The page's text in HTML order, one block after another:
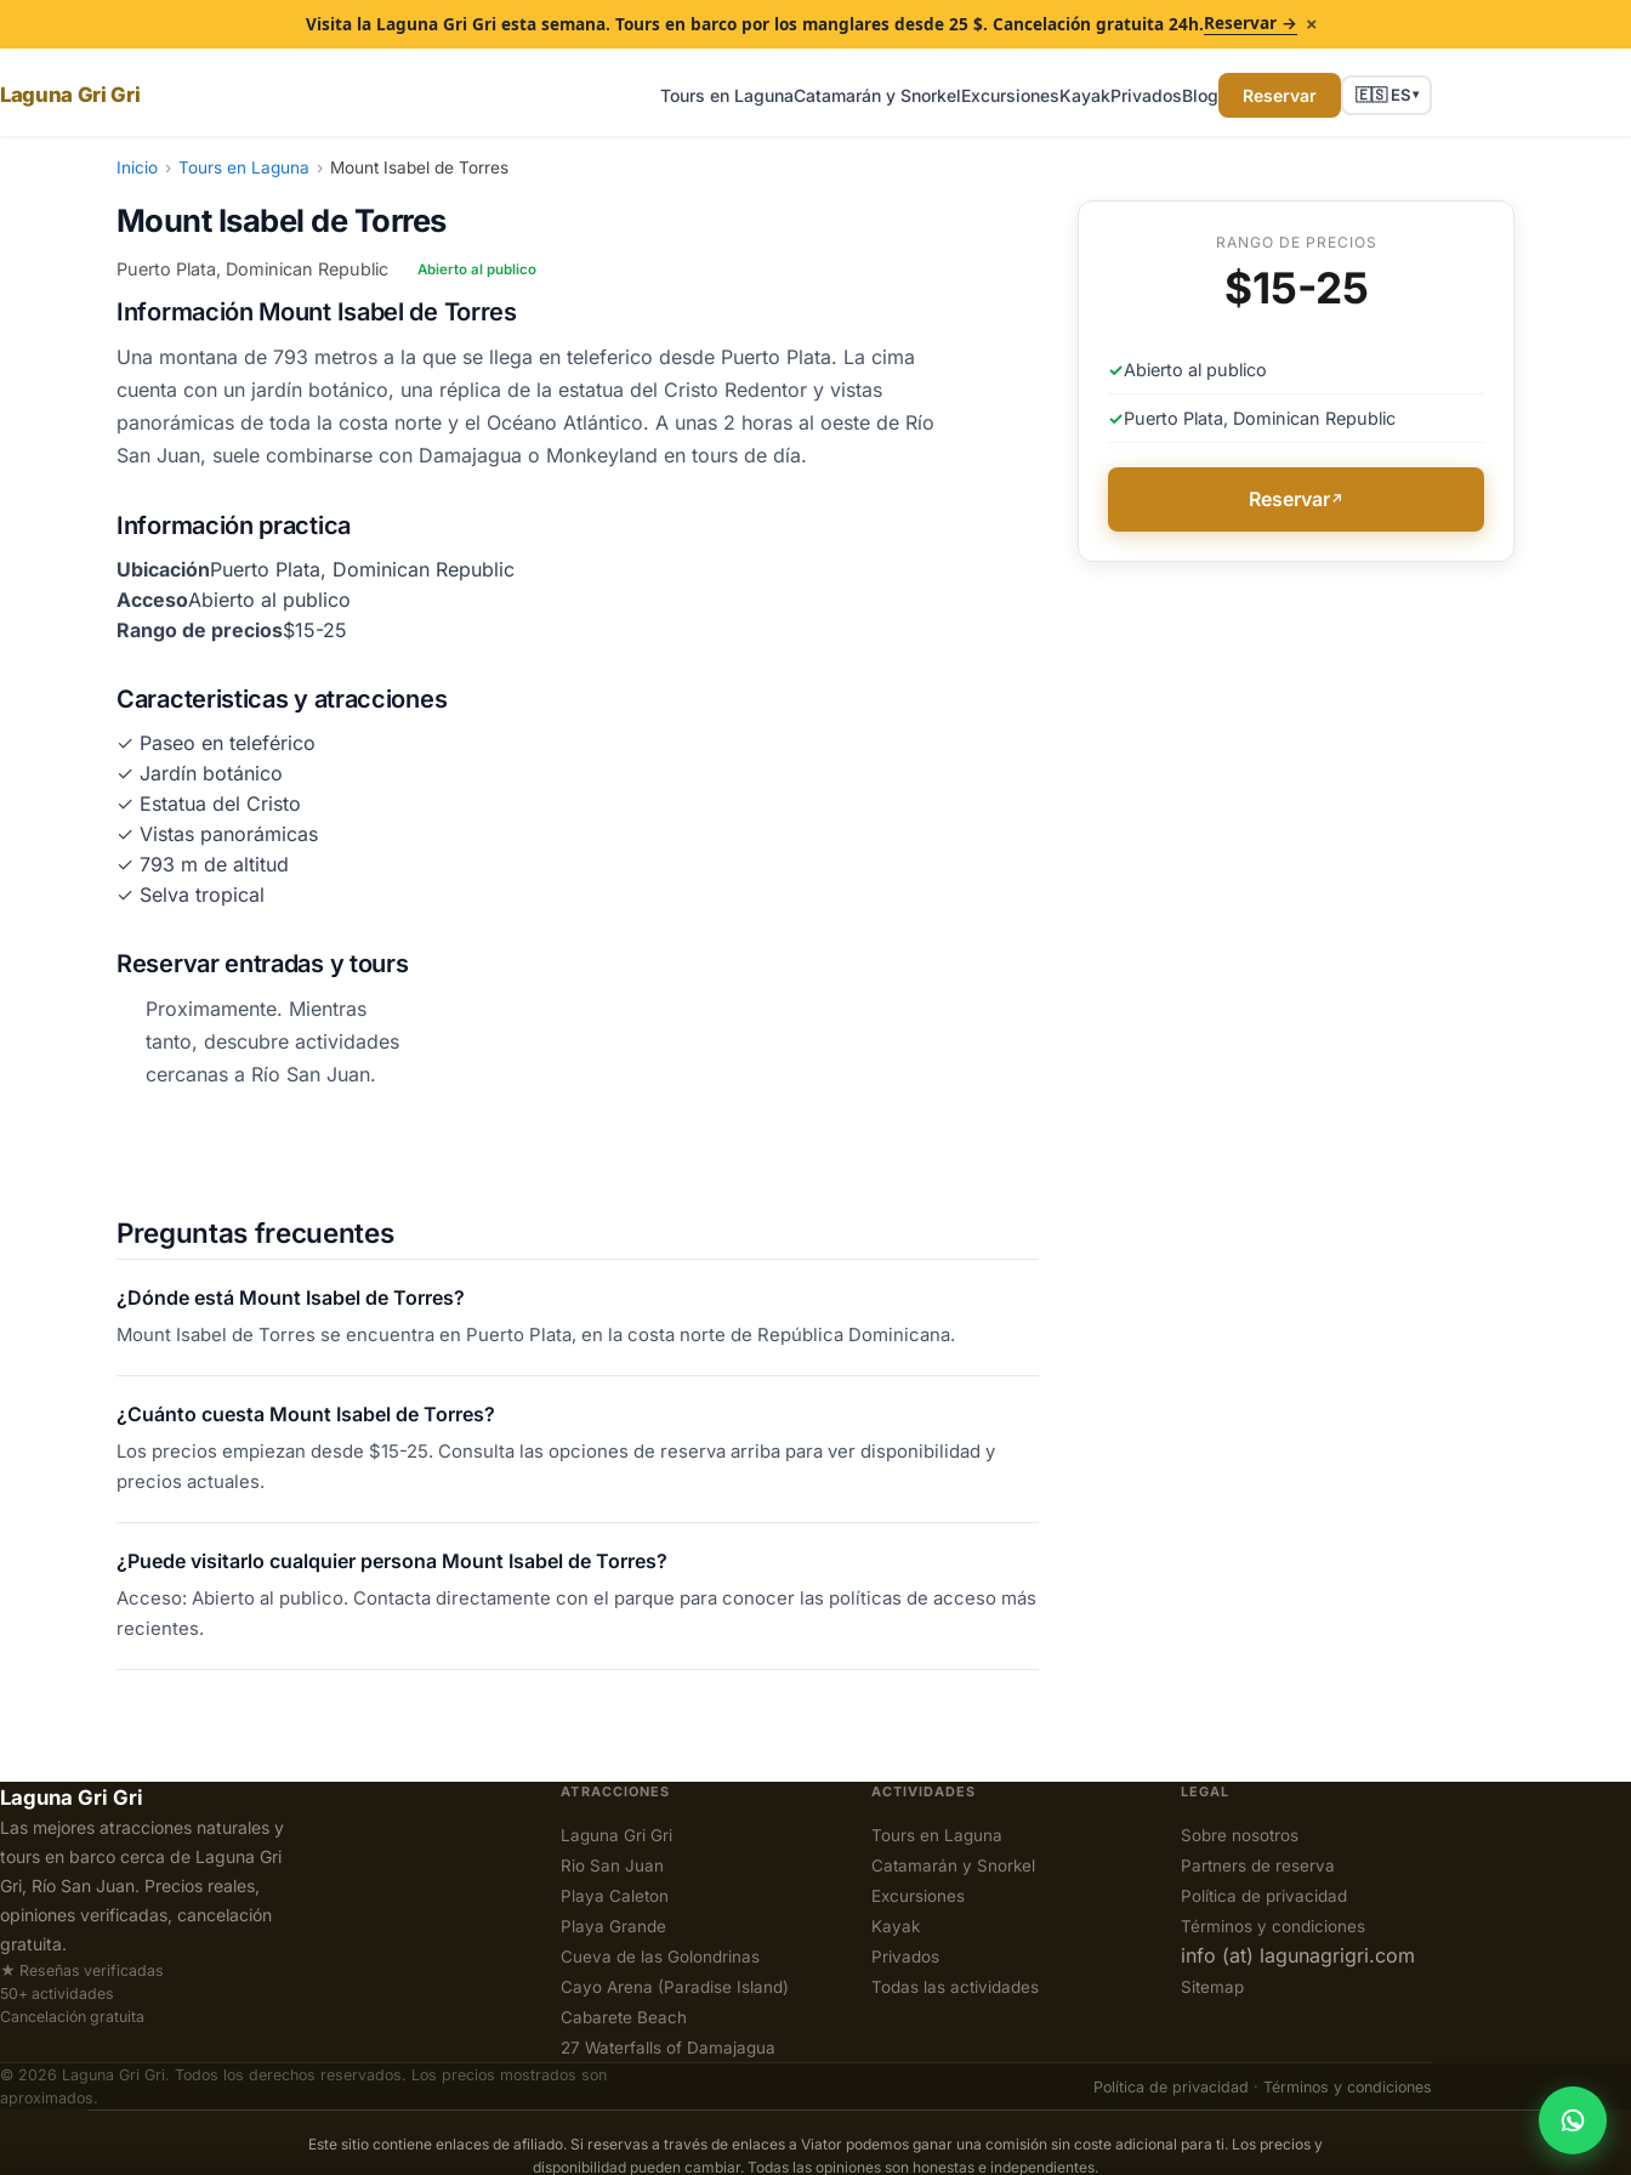
Visita la Laguna Gri Gri esta semana. Tours en barco por los manglares desde 25 $. Cancelación gratuita 24h.Reservar → ×
Laguna Gri Gri Tours en LagunaCatamarán y SnorkelExcursionesKayakPrivadosBlog Reservar 🇪🇸 ES▾
Inicio › Tours en Laguna › Mount Isabel de Torres
Mount Isabel de Torres
Puerto Plata, Dominican Republic Abierto al publico
Información Mount Isabel de Torres
Una montana de 793 metros a la que se llega en teleferico desde Puerto Plata. La cima
cuenta con un jardín botánico, una réplica de la estatua del Cristo Redentor y vistas
panorámicas de toda la costa norte y el Océano Atlántico. A unas 2 horas al oeste de Río
San Juan, suele combinarse con Damajagua o Monkeyland en tours de día.
Información practica
UbicaciónPuerto Plata, Dominican Republic
AccesoAbierto al publico
Rango de precios$15-25
Caracteristicas y atracciones
✓ Paseo en teleférico
✓ Jardín botánico
✓ Estatua del Cristo
✓ Vistas panorámicas
✓ 793 m de altitud
✓ Selva tropical
Reservar entradas y tours
Proximamente. Mientras
tanto, descubre actividades
cercanas a Río San Juan.
Preguntas frecuentes
¿Dónde está Mount Isabel de Torres?
Mount Isabel de Torres se encuentra en Puerto Plata, en la costa norte de República Dominicana.
¿Cuánto cuesta Mount Isabel de Torres?
Los precios empiezan desde $15-25. Consulta las opciones de reserva arriba para ver disponibilidad y
precios actuales.
¿Puede visitarlo cualquier persona Mount Isabel de Torres?
Acceso: Abierto al publico. Contacta directamente con el parque para conocer las políticas de acceso más
recientes.
RANGO DE PRECIOS
$15-25
✓Abierto al publico
✓Puerto Plata, Dominican Republic
Reservar↗
Laguna Gri Gri
Las mejores atracciones naturales y
tours en barco cerca de Laguna Gri
Gri, Río San Juan. Precios reales,
opiniones verificadas, cancelación
gratuita.
★ Reseñas verificadas
50+ actividades
Cancelación gratuita
ATRACCIONES
Laguna Gri Gri
Rio San Juan
Playa Caleton
Playa Grande
Cueva de las Golondrinas
Cayo Arena (Paradise Island)
Cabarete Beach
27 Waterfalls of Damajagua
ACTIVIDADES
Tours en Laguna
Catamarán y Snorkel
Excursiones
Kayak
Privados
Todas las actividades
LEGAL
Sobre nosotros
Partners de reserva
Política de privacidad
Términos y condiciones
info (at) lagunagrigri.com
Sitemap
© 2026 Laguna Gri Gri. Todos los derechos reservados. Los precios mostrados son
aproximados.
Política de privacidad · Términos y condiciones
Este sitio contiene enlaces de afiliado. Si reservas a través de enlaces a Viator podemos ganar una comisión sin coste adicional para ti. Los precios y
disponibilidad pueden cambiar. Todas las opiniones son honestas e independientes.